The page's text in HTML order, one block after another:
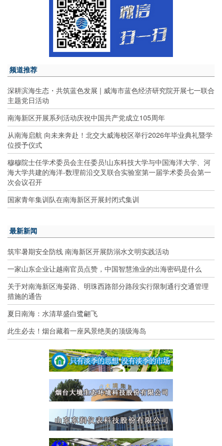
频道推荐
深耕滨海生态・共筑蓝色发展 | 威海市蓝色经济研究院开展七一联合
主题党日活动
南海新区开展系列活动庆祝中国共产党成立105周年
从南海启航 向未来奔赴！北交大威海校区举行2026年毕业典礼暨学
位授予仪式
穆穆院士任学术委员会主任委员!山东科技大学与中国海洋大学、河
海大学共建的海洋-数理前沿交叉联合实验室第一届学术委员会第一
次会议召开
国家青年集训队在南海新区开展封闭式集训
最新新闻
筑牢暑期安全防线 南海新区开展防溺水文明实践活动
一家山东企业让越南官员点赞，中国智慧渔业的出海密码是什么
关于对南海新区海晏路、明珠西路部分路段实行限制通行交通管理
措施的通告
夏日南海：水清草盛白鹭翩飞
此生必去！烟台藏着一座风景绝美的顶级海岛